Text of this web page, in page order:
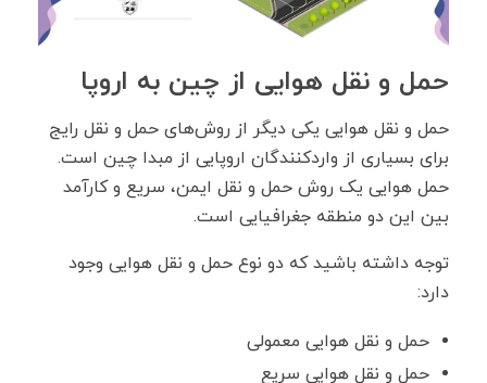
حمل و نقل هوایی از چین به اروپا
حمل و نقل هوایی یکی دیگر از روش‌های حمل و نقل رایج
برای بسیاری از واردکنندگان اروپایی از مبدا چین است.
حمل هوایی یک روش حمل و نقل ایمن، سریع و کارآمد
بین این دو منطقه جغرافیایی است.
توجه داشته باشید که دو نوع حمل و نقل هوایی وجود
دارد:
حمل و نقل هوایی معمولی
حمل و نقل هوایی سریع